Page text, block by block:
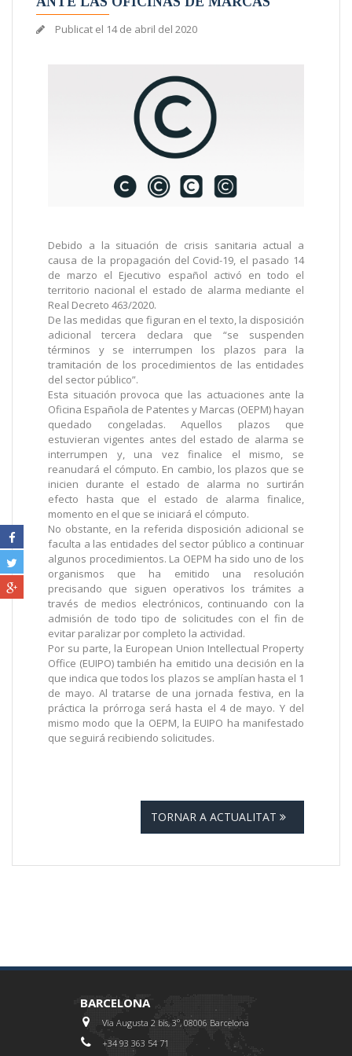
Publicat el 14 de abril del 2020
Debido a la situación de crisis sanitaria actual a
causa de la propagación del Covid-19, el pasado 14
de marzo el Ejecutivo español activó en todo el
territorio nacional el estado de alarma mediante el
Real Decreto 463/2020.
De las medidas que figuran en el texto, la disposición
adicional tercera declara que “se suspenden
términos y se interrumpen los plazos para la
tramitación de los procedimientos de las entidades
del sector público”.
Esta situación provoca que las actuaciones ante la
Oficina Española de Patentes y Marcas (OEPM) hayan
quedado congeladas. Aquellos plazos que
estuvieran vigentes antes del estado de alarma se
interrumpen y, una vez finalice el mismo, se
reanudará el cómputo. En cambio, los plazos que se
inicien durante el estado de alarma no surtirán
efecto hasta que el estado de alarma finalice,
momento en el que se iniciará el cómputo.
No obstante, en la referida disposición adicional se
faculta a las entidades del sector público a continuar
algunos procedimientos. La OEPM ha sido uno de los
organismos que ha emitido una resolución
precisando que siguen operativos los trámites a
través de medios electrónicos, continuando con la
admisión de todo tipo de solicitudes con el fin de
evitar paralizar por completo la actividad.
Por su parte, la European Union Intellectual Property
Office (EUIPO) también ha emitido una decisión en la
que indica que todos los plazos se amplían hasta el 1
de mayo. Al tratarse de una jornada festiva, en la
práctica la prórroga será hasta el 4 de mayo. Y del
mismo modo que la OEPM, la EUIPO ha manifestado
que seguirá recibiendo solicitudes.
TORNAR A ACTUALITAT
BARCELONA
Via Augusta 2 bis, 3º, 08006 Barcelona
+34 93 363 54 71